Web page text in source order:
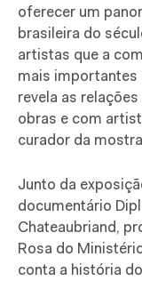
oferecer um
brasileira do
artistas que a
mais importantes
revela as
obras e com
curador da
Junto da
documentário
Chateaubriand,
Rosa do
conta a história